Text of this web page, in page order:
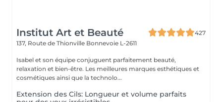
Institut Art et Beauté
427
137, Route de Thionville Bonnevoie L-2611
Isabel et son équipe conjuguent parfaitement beauté,
relaxation et bien-être. Les meilleures marques esthétiques et
cosmétiques ainsi que la technolo...
Extension des Cils: Longueur et volume parfaits